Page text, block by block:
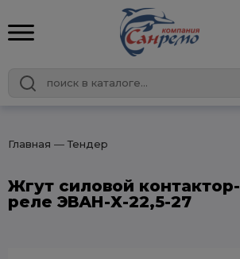
Главная ― Тендер
Жгут силовой контактор-
реле ЭВАН-Х-22,5-27